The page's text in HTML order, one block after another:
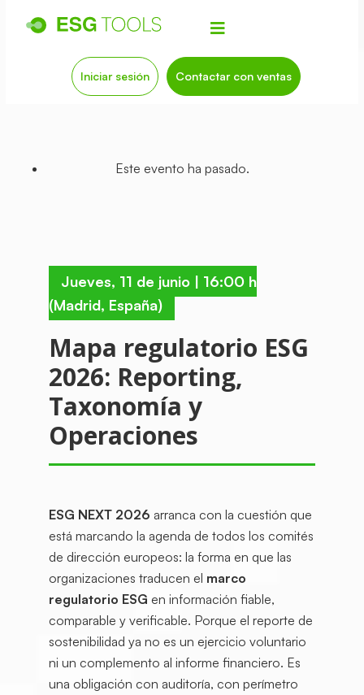
Iniciar sesión Contactar con ventas
Este evento ha pasado.
Jueves, 11 de junio | 16:00 h
(Madrid, España)
Mapa regulatorio ESG
2026: Reporting,
Taxonomía y
Operaciones
ESG NEXT 2026 arranca con la cuestión que
está marcando la agenda de todos los comités
de dirección europeos: la forma en que las
organizaciones traducen el marco
regulatorio ESG en información fiable,
comparable y verificable. Porque el reporte de
sostenibilidad ya no es un ejercicio voluntario
ni un complemento al informe financiero. Es
una obligación con auditoría, con perímetro